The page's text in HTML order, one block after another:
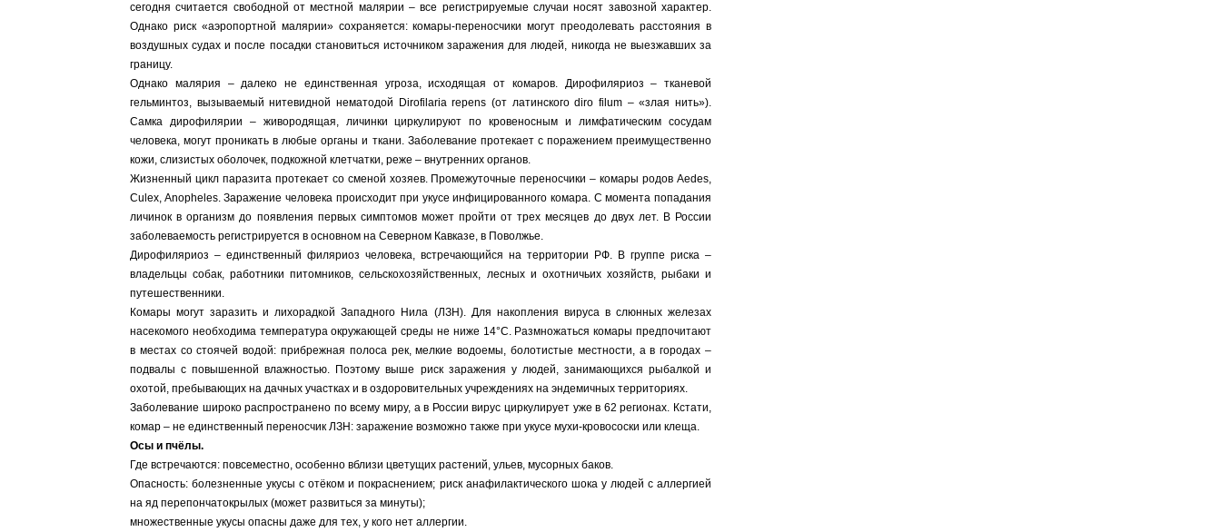
сегодня считается свободной от местной малярии – все регистрируемые случаи носят завозной характер.
Однако риск «аэропортной малярии» сохраняется: комары-переносчики могут преодолевать расстояния в
воздушных судах и после посадки становиться источником заражения для людей, никогда не выезжавших за
границу.
Однако малярия – далеко не единственная угроза, исходящая от комаров. Дирофиляриоз – тканевой
гельминтоз, вызываемый нитевидной нематодой Dirofilaria repens (от латинского diro filum – «злая нить»).
Самка дирофилярии – живородящая, личинки циркулируют по кровеносным и лимфатическим сосудам
человека, могут проникать в любые органы и ткани. Заболевание протекает с поражением преимущественно
кожи, слизистых оболочек, подкожной клетчатки, реже – внутренних органов.
Жизненный цикл паразита протекает со сменой хозяев. Промежуточные переносчики – комары родов Aedes,
Culex, Anopheles. Заражение человека происходит при укусе инфицированного комара. С момента попадания
личинок в организм до появления первых симптомов может пройти от трех месяцев до двух лет. В России
заболеваемость регистрируется в основном на Северном Кавказе, в Поволжье.
Дирофиляриоз – единственный филяриоз человека, встречающийся на территории РФ. В группе риска –
владельцы собак, работники питомников, сельскохозяйственных, лесных и охотничьих хозяйств, рыбаки и
путешественники.
Комары могут заразить и лихорадкой Западного Нила (ЛЗН). Для накопления вируса в слюнных железах
насекомого необходима температура окружающей среды не ниже 14°С. Размножаться комары предпочитают
в местах со стоячей водой: прибрежная полоса рек, мелкие водоемы, болотистые местности, а в городах –
подвалы с повышенной влажностью. Поэтому выше риск заражения у людей, занимающихся рыбалкой и
охотой, пребывающих на дачных участках и в оздоровительных учреждениях на эндемичных территориях.
Заболевание широко распространено по всему миру, а в России вирус циркулирует уже в 62 регионах. Кстати,
комар – не единственный переносчик ЛЗН: заражение возможно также при укусе мухи-кровососки или клеща.
Осы и пчёлы.
Где встречаются: повсеместно, особенно вблизи цветущих растений, ульев, мусорных баков.
Опасность: болезненные укусы с отёком и покраснением; риск анафилактического шока у людей с аллергией
на яд перепончатокрылых (может развиться за минуты);
множественные укусы опасны даже для тех, у кого нет аллергии.